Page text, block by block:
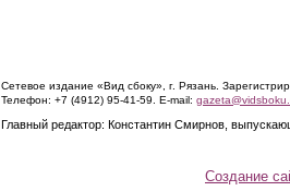
Сетевое издание «Вид сбоку», г. Рязань.
Телефон: +7 (4912) 95-41-59. E-mail:
Главный редактор: Константин Смирнов,
Создание